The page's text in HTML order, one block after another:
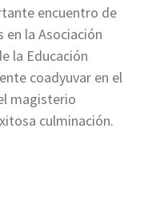
encuentro de
la Asociación
la Educación
coadyuvar en el
magisterio
culminación.